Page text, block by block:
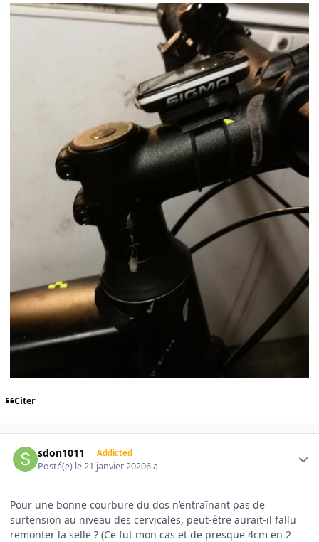
Citer
sdon1011 Addicted
Posté(e) le 21 janvier 20206 a
Pour une bonne courbure du dos n’entraînant pas de
surtension au niveau des cervicales, peut-être aurait-il fallu
remonter la selle ? (Ce fut mon cas et de presque 4cm en 2